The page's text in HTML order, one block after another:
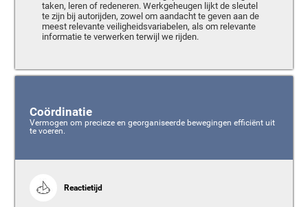
taken, leren of redeneren. Werkgeheugen lijkt de sleutel
te zijn bij autorijden, zowel om aandacht te geven aan de
meest relevante veiligheidsvariabelen, als om relevante
informatie te verwerken terwijl we rijden.
Coördinatie
Vermogen om precieze en georganiseerde bewegingen efficiënt uit
te voeren.
Reactietijd